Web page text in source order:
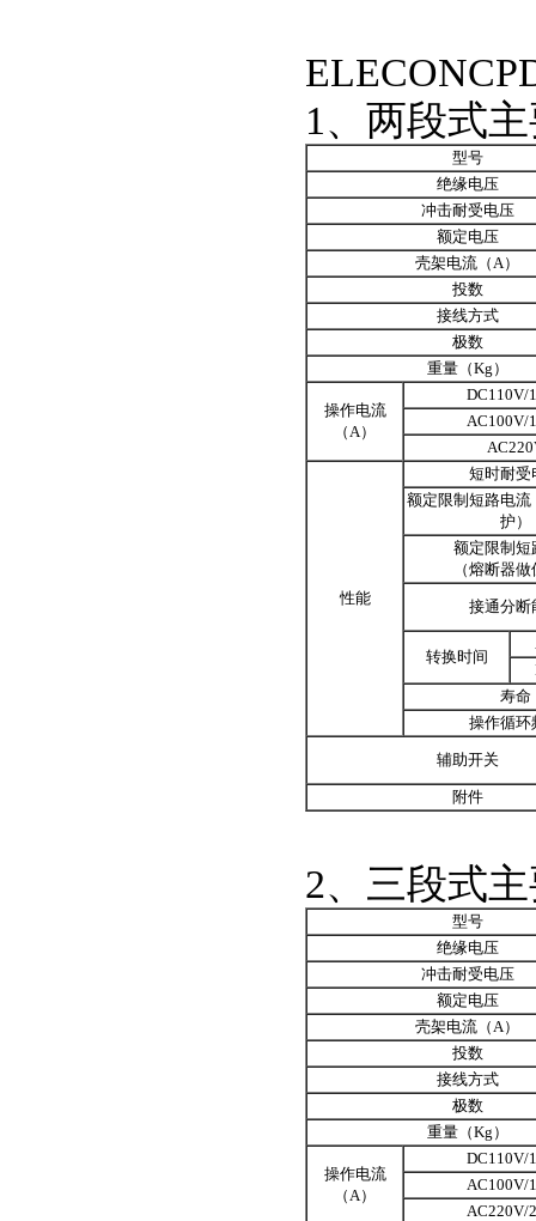
1、两段式
型号
绝缘电压
冲击耐受电压
额定电压
壳架电流（A）
投数
接线方式
极数
重量（Kg）
操作电流
（A）
DC110V/
AC100V/
性能
短时耐受
额定限制短路电流
护）
额定限制短
（熔断器
接通分断
转换时间
寿命
操作循环
辅助开关
附件
2、三段式
型号
绝缘电压
冲击耐受电压
额定电压
壳架电流（A）
投数
接线方式
极数
重量（Kg）
操作电流
（A）
DC110V/
AC100V/
AC220V/